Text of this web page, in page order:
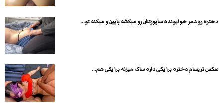
دختره رو دمر خوابونده ساپورتش رو میکشه پایین و میکنه تو...
سکس تریسام دختره برا یکی داره ساک میزنه برا یکی هم...